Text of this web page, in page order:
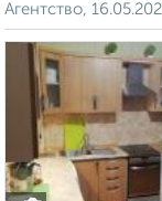
Агентство,